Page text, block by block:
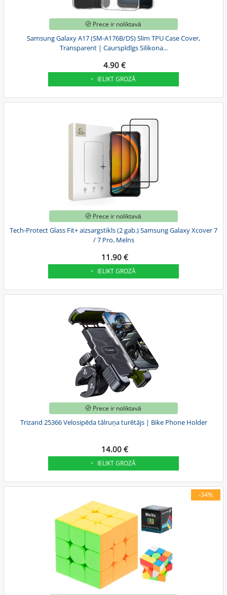
Prece ir noliktavā
Samsung Galaxy A17 (SM-A176B/DS) Slim TPU Case Cover,
Transparent | Caurspīdīgs Silikona...
4.90 €
IELIKT GROZĀ
Prece ir noliktavā
Tech-Protect Glass Fit+ aizsargstikls (2 gab.) Samsung Galaxy Xcover 7
/ 7 Pro, Melns
11.90 €
IELIKT GROZĀ
Prece ir noliktavā
Trizand 25366 Velosipēda tālruņa turētājs | Bike Phone Holder
14.00 €
IELIKT GROZĀ
-34%